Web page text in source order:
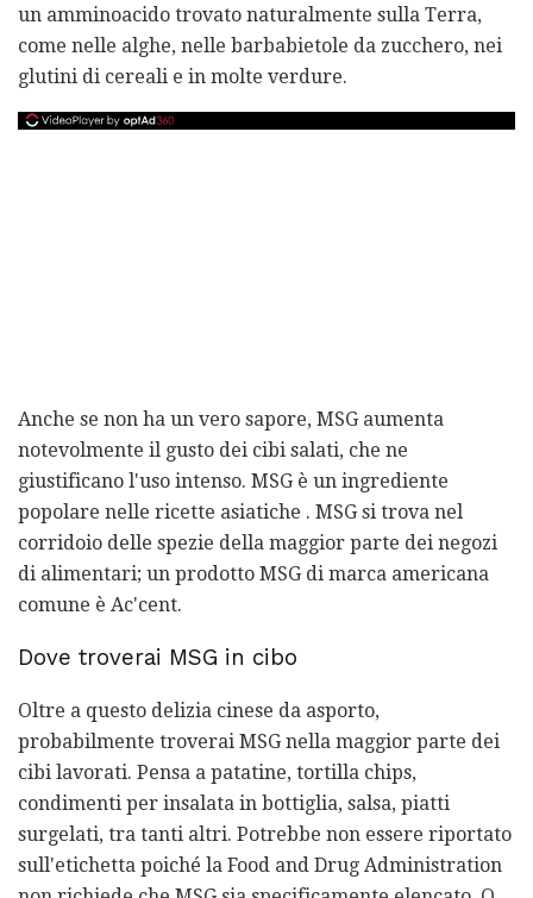
un amminoacido trovato naturalmente sulla Terra,
come nelle alghe, nelle barbabietole da zucchero, nei
glutini di cereali e in molte verdure.
Anche se non ha un vero sapore, MSG aumenta
notevolmente il gusto dei cibi salati, che ne
giustificano l'uso intenso. MSG è un ingrediente
popolare nelle ricette asiatiche . MSG si trova nel
corridoio delle spezie della maggior parte dei negozi
di alimentari; un prodotto MSG di marca americana
comune è Ac'cent.
Dove troverai MSG in cibo
Oltre a questo delizia cinese da asporto,
probabilmente troverai MSG nella maggior parte dei
cibi lavorati. Pensa a patatine, tortilla chips,
condimenti per insalata in bottiglia, salsa, piatti
surgelati, tra tanti altri. Potrebbe non essere riportato
sull'etichetta poiché la Food and Drug Administration